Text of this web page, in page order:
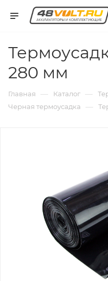
280 мм
Главная — Каталог —
Черная термоусадка —